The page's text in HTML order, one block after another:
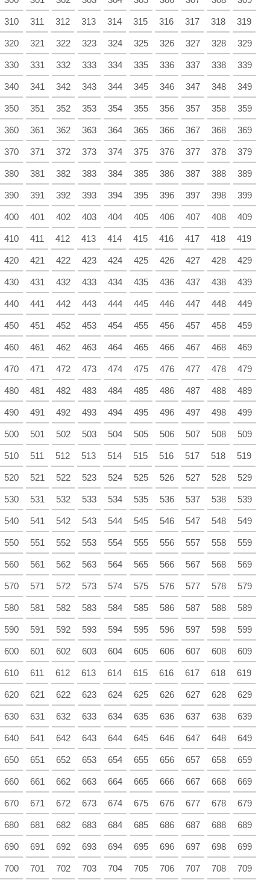
310 311 312 313 314 315 316 317 318 319
320 321 322 323 324 325 326 327 328 329
330 331 332 333 334 335 336 337 338 339
340 341 342 343 344 345 346 347 348 349
350 351 352 353 354 355 356 357 358 359
360 361 362 363 364 365 366 367 368 369
370 371 372 373 374 375 376 377 378 379
380 381 382 383 384 385 386 387 388 389
390 391 392 393 394 395 396 397 398 399
400 401 402 403 404 405 406 407 408 409
410 411 412 413 414 415 416 417 418 419
420 421 422 423 424 425 426 427 428 429
430 431 432 433 434 435 436 437 438 439
440 441 442 443 444 445 446 447 448 449
450 451 452 453 454 455 456 457 458 459
460 461 462 463 464 465 466 467 468 469
470 471 472 473 474 475 476 477 478 479
480 481 482 483 484 485 486 487 488 489
490 491 492 493 494 495 496 497 498 499
500 501 502 503 504 505 506 507 508 509
510 511 512 513 514 515 516 517 518 519
520 521 522 523 524 525 526 527 528 529
530 531 532 533 534 535 536 537 538 539
540 541 542 543 544 545 546 547 548 549
550 551 552 553 554 555 556 557 558 559
560 561 562 563 564 565 566 567 568 569
570 571 572 573 574 575 576 577 578 579
580 581 582 583 584 585 586 587 588 589
590 591 592 593 594 595 596 597 598 599
600 601 602 603 604 605 606 607 608 609
610 611 612 613 614 615 616 617 618 619
620 621 622 623 624 625 626 627 628 629
630 631 632 633 634 635 636 637 638 639
640 641 642 643 644 645 646 647 648 649
650 651 652 653 654 655 656 657 658 659
660 661 662 663 664 665 666 667 668 669
670 671 672 673 674 675 676 677 678 679
680 681 682 683 684 685 686 687 688 689
690 691 692 693 694 695 696 697 698 699
700 701 702 703 704 705 706 707 708 709